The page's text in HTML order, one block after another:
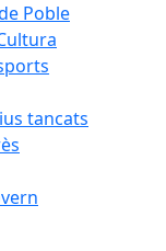
Poble
tancats